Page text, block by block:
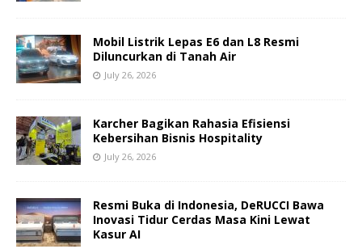
Mobil Listrik Lepas E6 dan L8 Resmi
Diluncurkan di Tanah Air
July 26, 2026
Karcher Bagikan Rahasia Efisiensi
Kebersihan Bisnis Hospitality
July 26, 2026
Resmi Buka di Indonesia, DeRUCCI Bawa
Inovasi Tidur Cerdas Masa Kini Lewat
Kasur AI